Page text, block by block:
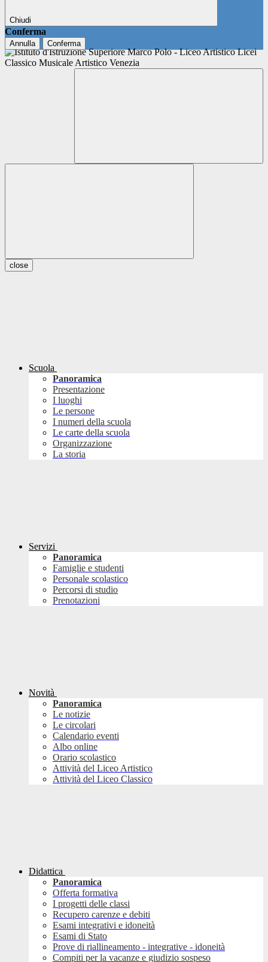
Chiudi
Conferma
Annulla Conferma
close
Scuola
Panoramica
Presentazione
I luoghi
Le persone
I numeri della scuola
Le carte della scuola
Organizzazione
La storia
Servizi
Panoramica
Famiglie e studenti
Personale scolastico
Percorsi di studio
Prenotazioni
Novità
Panoramica
Le notizie
Le circolari
Calendario eventi
Albo online
Orario scolastico
Attività del Liceo Artistico
Attività del Liceo Classico
Didattica
Panoramica
Offerta formativa
I progetti delle classi
Recupero carenze e debiti
Esami integrativi e idoneità
Esami di Stato
Prove di riallineamento - integrative - idoneità
Compiti per la vacanze e giudizio sospeso